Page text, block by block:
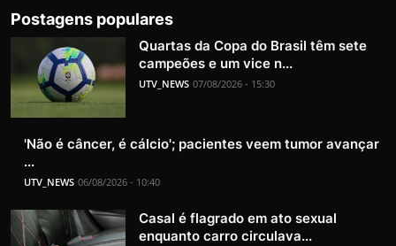
Postagens populares
Quartas da Copa do Brasil têm sete
campeões e um vice n...
UTV_NEWS 07/08/2026 - 15:30
'Não é câncer, é cálcio'; pacientes veem tumor avançar
...
UTV_NEWS 06/08/2026 - 10:40
Casal é flagrado em ato sexual
enquanto carro circulava...